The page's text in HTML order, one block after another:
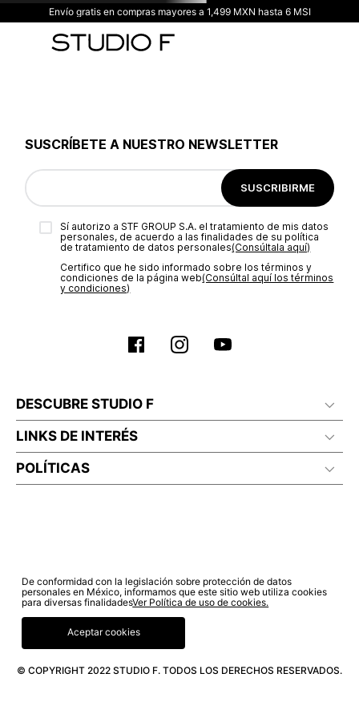
Envío gratis en compras mayores a 1,499 MXN hasta 6 MSI
SUSCRÍBETE A NUESTRO NEWSLETTER
SUSCRIBIRME
Sí autorizo a STF GROUP S.A. el tratamiento de mis datos
personales, de acuerdo a las finalidades de su política
de tratamiento de datos personales‎(Consúltala aquí)
Certifico que he sido informado sobre los términos y
condiciones de la página web‎(Consúltal aquí los términos
y condiciones)
DESCUBRE STUDIO F
LINKS DE INTERÉS
POLÍTICAS
© COPYRIGHT 2022 STUDIO F. TODOS LOS DERECHOS RESERVADOS.
De conformidad con la legislación sobre protección de datos
personales en México, informamos que este sitio web utiliza cookies
para diversas finalidadesVer Política de uso de cookies.
Aceptar cookies